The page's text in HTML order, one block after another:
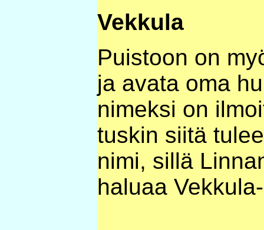
Vekkula
Puistoon on
ja avata oma
nimeksi on
tuskin siitä
nimi, sillä
haluaa